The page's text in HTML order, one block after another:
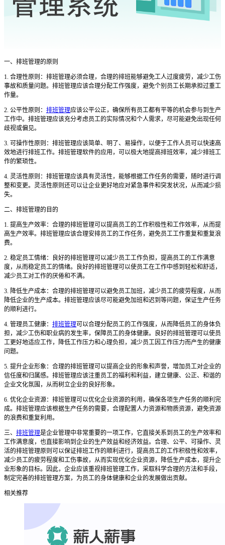
一、排班管理的原则
1. 合理性原则：排班管理必须合理，合理的排班能够避免工人过度疲劳，减少工伤
事故和质量问题。排班管理应该合理分配工作强度，避免个别员工长期承担过重工
作量。
2. 公平性原则： 排班管理应该公平公正，确保所有员工都有平等的机会参与到生产
工作中。排班管理应该充分考虑员工的实际情况和个人需求，尽可能避免出现任何
歧视或偏见。
3. 可操作性原则：排班管理应该简单、明了、易操作，以便于工作人员可以快速高
效地进行排班工作。排班管理软件的应用，可以极大地提高排班效率，减少排班工
作的繁琐性。
4. 灵活性原则：排班管理应该具有灵活性，能够根据工作任务的需要，随时进行调
整和变更。灵活性原则还可以让企业更好地应对紧急事件和突发状况，从而减少损
失。
二、排班管理的目的
1. 提高生产效率：合理的排班管理可以提高员工的工作积极性和工作效率，从而提
高生产效率。排班管理应该合理安排员工的工作任务，避免员工工作重复和重复浪
费。
2. 稳定员工情绪：良好的排班管理可以减少员工工作负担，提高员工的工作满意
度，从而稳定员工的情绪。良好的排班管理可以使员工在工作中感到轻松和舒适，
减少员工对工作的厌倦和不满。
3. 降低生产成本：合理的排班管理可以避免员工加班，减少员工的疲劳程度，从而
降低企业的生产成本。排班管理应该尽可能避免加班和迟到等问题，保证生产任务
的顺利进行。
4. 管理员工健康： 排班管理可以合理分配员工的工作强度，从而降低员工的身体负
担，减少工伤和职业病的发生率，保障员工的身体健康。良好的排班管理可以使员
工更好地适应工作，降低工作压力和心理负担，减少员工因工作压力而产生的健康
问题。
5. 提升企业形象：合理的排班管理可以提高企业的形象和声誉，增加员工对企业的
信任度和归属感。排班管理应该注重员工的福利和利益，建立健康、公正、和谐的
企业文化氛围，从而树立企业的良好形象。
6. 优化企业资源：排班管理可以优化企业资源的利用，确保各项生产任务的顺利完
成。排班管理应该根据生产任务的需要，合理配置人力资源和物质资源，避免资源
的浪费和重复利用。
三、 排班管理是企业管理中非常重要的一项工作，它直接关系到员工的生产效率和
工作满意度，也直接影响到企业的生产效益和经济效益。合理、公平、可操作、灵
活的排班管理原则可以保证排班工作的顺利进行，提高员工的工作积极性和效率，
减少员工的疲劳程度和工伤事故，从而实现优化企业资源，降低生产成本，提升企
业形象的目标。因此，企业应该重视排班管理工作，采取科学合理的方法和手段，
制定完善的排班管理方案，为员工的身体健康和企业的发展做出贡献。
相关推荐